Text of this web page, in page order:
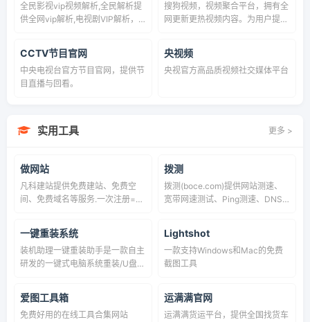
看体验，让用户轻松有收获。
全民影视vip视频解析,全民解析提
供全网vip解析,电视剧VIP解析，
巴、vip解析、全民解析、万能解
析、蓝调网站在线解析各大主流视
频平台,去水印解析抖音、快手、
微视、全民K歌、全民小视频等平
搜狗视频，视频聚合平台，拥有全
网更新更热视频内容。为用户提供
在线观看，以及视频搜索等服务
CCTV节目官网
中央电视台官方节目官网，提供节
目直播与回看。
央视频
央视官方高品质视频社交媒体平台
实用工具 更多 >
做网站
凡科建站提供免费建站、免费空
间、免费域名等服务.一次注册=pc
成品网站模版选择,强大功能汇集.
一键快速建站,24小时网络监控
拨测
拨测(boce.com)提供网站测速、
宽带网速测试、Ping测速、DNS
方位检测网络状态、站点访问质量
与域名相关信息，覆盖国内外海量
高性能节点，测速精准、稳定、快
一键重装系统
装机助理一键重装助手是一款自主
研发的一键式电脑系统重装/U盘启
备份还原功能,一键智能重装
xp/win7/win8/win10,电脑运行慢
了,卡了,不求人,不花钱,无需电脑知
Lightshot
一款支持Windows和Mac的免费
截图工具
爱图工具箱
免费好用的在线工具合集网站
运满满官网
运满满货运平台，提供全国找货车